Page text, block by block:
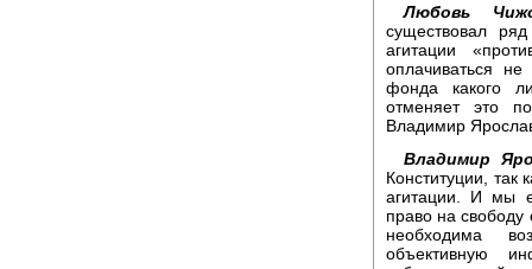
Любовь
существовал
агитации
оплачиваться
фонда какого
отменяет это
Владимир
Владимир
Конституции, так
агитации. И мы
право на свободу
необходима
объективную